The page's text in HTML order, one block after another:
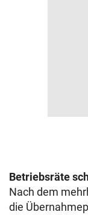
Betriebsräte
Nach dem
die